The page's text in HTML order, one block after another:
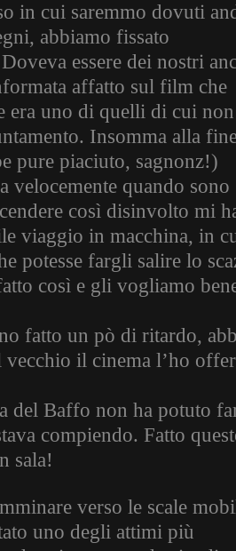
in cui saremmo dovuti
abbiamo fissato
essere dei nostri
affatto sul film che
era uno di quelli di cui non
Insomma alla
pure piaciuto, sagnonz!)
velocemente quando sono
così disinvolto mi
viaggio in macchina, in
potesse fargli salire lo
così e gli vogliamo
fatto un pò di ritardo,
il cinema l’ho
del Baffo non ha potuto
compiendo. Fatto
sala!
verso le scale
uno degli attimi più